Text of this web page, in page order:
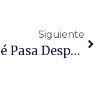
Siguiente
¿Qué Pasa Después De Ser Detenido?